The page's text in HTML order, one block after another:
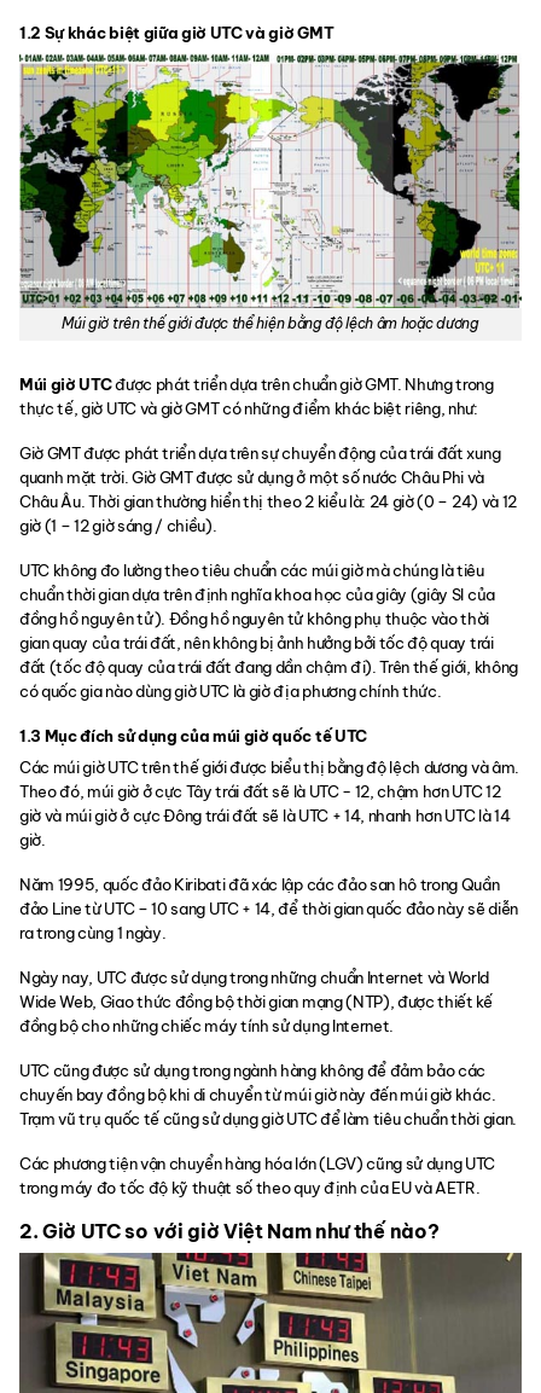
1.2 Sự khác biệt giữa giờ UTC và giờ GMT
Múi giờ trên thế giới được thể hiện bằng độ lệch âm hoặc dương
Múi giờ UTCđược phát triển dựa trên chuẩn giờ GMT. Nhưng trong
thực tế, giờ UTC và giờ GMT có những điểm khác biệt riêng, như:
Giờ GMT được phát triển dựa trên sự chuyển động của trái đất xung
quanh mặt trời. Giờ GMT được sử dụng ở một số nước Châu Phi và
Châu Âu. Thời gian thường hiển thị theo 2 kiểu là: 24 giờ (0 – 24) và 12
giờ (1 – 12 giờ sáng / chiều).
UTC không đo lường theo tiêu chuẩn các múi giờ mà chúng là tiêu
chuẩn thời gian dựa trên định nghĩa khoa học của giây (giây SI của
đồng hồ nguyên tử). Đồng hồ nguyên tử không phụ thuộc vào thời
gian quay của trái đất, nên không bị ảnh hưởng bởi tốc độ quay trái
đất (tốc độ quay của trái đất đang dần chậm đi). Trên thế giới, không
có quốc gia nào dùng giờ UTC là giờ địa phương chính thức.
1.3 Mục đích sử dụng của múi giờ quốc tế UTC
Các múi giờ UTC trên thế giới được biểu thị bằng độ lệch dương và âm.
Theo đó, múi giờ ở cực Tây trái đất sẽ là UTC − 12, chậm hơn UTC 12
giờ và múi giờ ở cực Đông trái đất sẽ là UTC + 14, nhanh hơn UTC là 14
giờ.
Năm 1995, quốc đảo Kiribati đã xác lập các đảo san hô trong Quần
đảo Line từ UTC – 10 sang UTC + 14, để thời gian quốc đảo này sẽ diễn
ra trong cùng 1 ngày.
Ngày nay, UTC được sử dụng trong những chuẩn Internet và World
Wide Web, Giao thức đồng bộ thời gian mạng (NTP), được thiết kế
đồng bộ cho những chiếc máy tính sử dụng Internet.
UTC cũng được sử dụng trong ngành hàng không để đảm bảo các
chuyến bay đồng bộ khi di chuyển từ múi giờ này đến múi giờ khác.
Trạm vũ trụ quốc tế cũng sử dụng giờ UTC để làm tiêu chuẩn thời gian.
Các phương tiện vận chuyển hàng hóa lớn (LGV) cũng sử dụng UTC
trong máy đo tốc độ kỹ thuật số theo quy định của EU và AETR.
2. Giờ UTC so với giờ Việt Nam như thế nào?